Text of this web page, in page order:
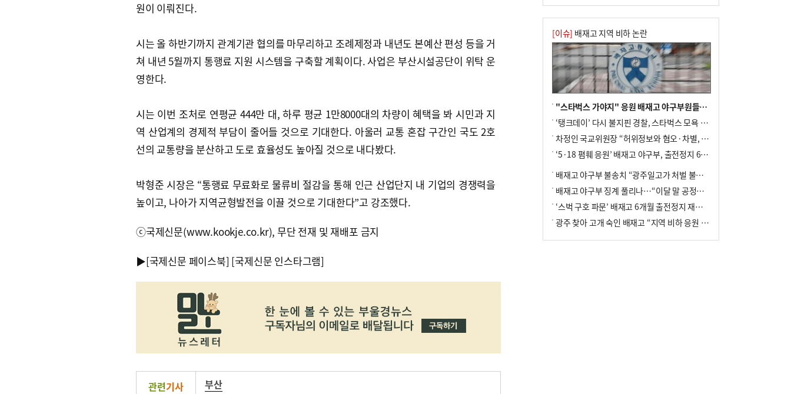
원이 이뤄진다.
시는 올 하반기까지 관계기관 협의를 마무리하고 조례제정과 내년도 본예산 편성 등을 거
쳐 내년 5월까지 통행료 지원 시스템을 구축할 계획이다. 사업은 부산시설공단이 위탁 운
영한다.
시는 이번 조처로 연평균 444만 대, 하루 평균 1만8000대의 차량이 혜택을 봐 시민과 지
역 산업계의 경제적 부담이 줄어들 것으로 기대한다. 아울러 교통 혼잡 구간인 국도 2호
선의 교통량을 분산하고 도로 효율성도 높아질 것으로 내다봤다.
박형준 시장은 “통행료 무료화로 물류비 절감을 통해 인근 산업단지 내 기업의 경쟁력을
높이고, 나아가 지역균형발전을 이끌 것으로 기대한다”고 강조했다.
ⓒ국제신문(www.kookje.co.kr), 무단 전재 및 재배포 금지
▶[국제신문 페이스북] [국제신문 인스타그램]
관련기사 부산
[이슈] 배재고 지역 비하 논란
"스타벅스 가야지" 응원 배재고 야구부원들, 학교서 징계 처분
‘탱크데이’ 다시 불지핀 경찰, 스타벅스 모욕 혐의 압수수색
차정인 국교위원장 “허위정보와 혐오·차별, 학교 교실까지 유입"
‘5·18 폄훼 응원’ 배재고 야구부, 출전정지 6개월→1개월 감경
배재고 야구부 불송치 “광주일고가 처벌 불원 의사 표해”
배재고 야구부 징계 풀리나…“이달 말 공정위서 재심의”
‘스벅 구호 파문’ 배재고 6개월 출전정지 재심 신청키로
광주 찾아 고개 숙인 배재고 “지역 비하 응원 잘못”(종합)